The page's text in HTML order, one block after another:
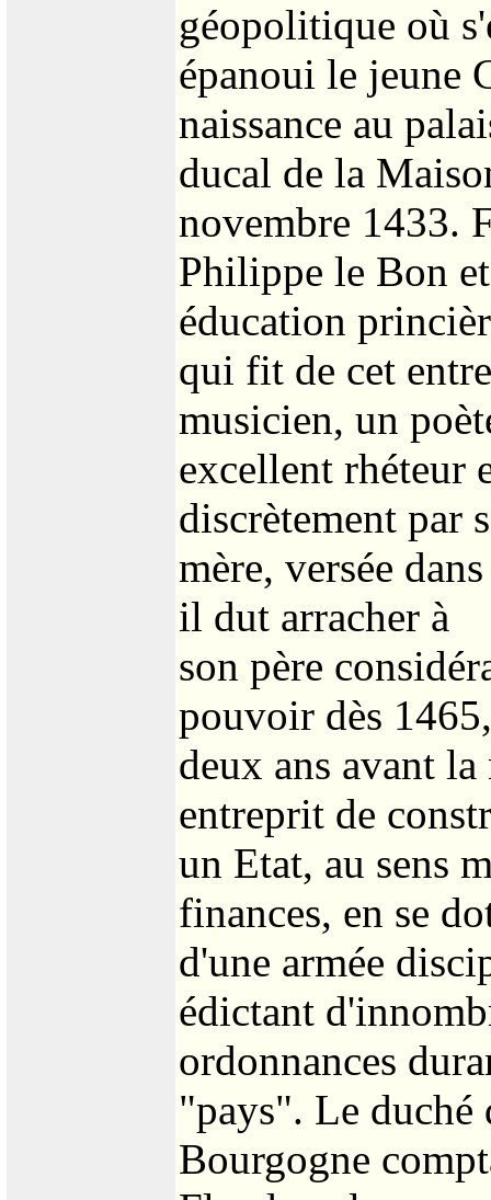
géopolitique où
épanoui le jeune
naissance au
ducal de la
novembre 1433.
Philippe le Bon
éducation
qui fit de cet
musicien, un
excellent rhéteur
discrètement par
mère, versée
il dut arracher à
son père
pouvoir dès 1465,
deux ans avant
entreprit de
un Etat, au sens
finances, en se
d'une armée
édictant
ordonnances
"pays". Le duché
Bourgogne